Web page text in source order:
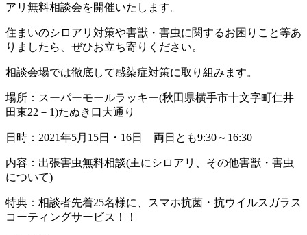
アリ無料相談会を開催いたします。
住まいのシロアリ対策や害獣・害虫に関するお困りこと等あ
りましたら、ぜひお立ち寄りください。
相談会場では徹底して感染症対策に取り組みます。
場所：スーパーモールラッキー(秋田県横手市十文字町仁井
田東22－1)たぬき口大通り
日時：2021年5月15日・16日 両日とも9:30～16:30
内容：出張害虫無料相談(主にシロアリ、その他害獣・害虫
について)
特典：相談者先着25名様に、スマホ抗菌・抗ウイルスガラス
コーティングサービス！！